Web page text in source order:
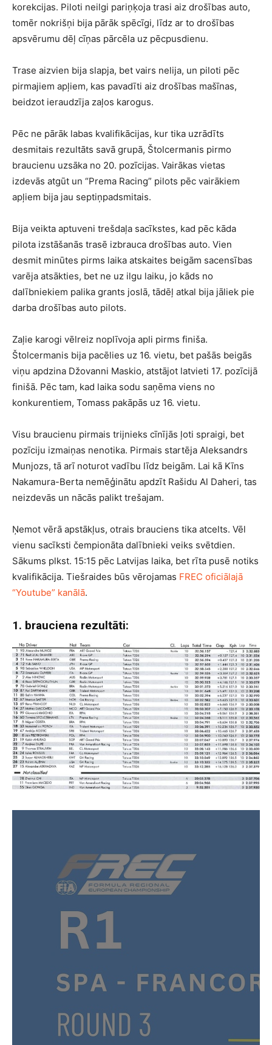
korekcijas. Piloti neilgi pariņķoja trasi aiz drošības auto,
tomēr nokrišņi bija pārāk spēcīgi, līdz ar to drošības
apsvērumu dēļ cīņas pārcēla uz pēcpusdienu.
Trase aizvien bija slapja, bet vairs nelija, un piloti pēc
pirmajiem apļiem, kas pavadīti aiz drošības mašīnas,
beidzot ieraudzīja zaļos karogus.
Pēc ne pārāk labas kvalifikācijas, kur tika uzrādīts
desmitais rezultāts savā grupā, Štolcermanis pirmo
braucienu uzsāka no 20. pozīcijas. Vairākas vietas
izdevās atgūt un “Prema Racing” pilots pēc vairākiem
apļiem bija jau septiņpadsmitais.
Bija veikta aptuveni trešdaļa sacīkstes, kad pēc kāda
pilota izstāšanās trasē izbrauca drošības auto. Vien
desmit minūtes pirms laika atskaites beigām sacensības
varēja atsākties, bet ne uz ilgu laiku, jo kāds no
dalībniekiem palika grants joslā, tādēļ atkal bija jāliek pie
darba drošības auto pilots.
Zaļie karogi vēlreiz noplīvoja apli pirms finiša.
Štolcermanis bija pacēlies uz 16. vietu, bet pašās beigās
viņu apdzina Džovanni Maskio, atstājot latvieti 17. pozīcijā
finišā. Pēc tam, kad laika sodu saņēma viens no
konkurentiem, Tomass pakāpās uz 16. vietu.
Visu braucienu pirmais trijnieks cīnījās ļoti spraigi, bet
pozīciju izmaiņas nenotika. Pirmais startēja Aleksandrs
Munjozs, tā arī noturot vadību līdz beigām. Lai kā Kīns
Nakamura-Berta nemēģinātu apdzīt Rašidu Al Daheri, tas
neizdevās un nācās palikt trešajam.
Ņemot vērā apstākļus, otrais brauciens tika atcelts. Vēl
vienu sacīksti čempionāta dalībnieki veiks svētdien.
Sākums plkst. 15:15 pēc Latvijas laika, bet rīta pusē notiks
kvalifikācija. Tiešraides būs vērojamas FREC oficiālajā
“Youtube” kanālā.
1. brauciena rezultāti: